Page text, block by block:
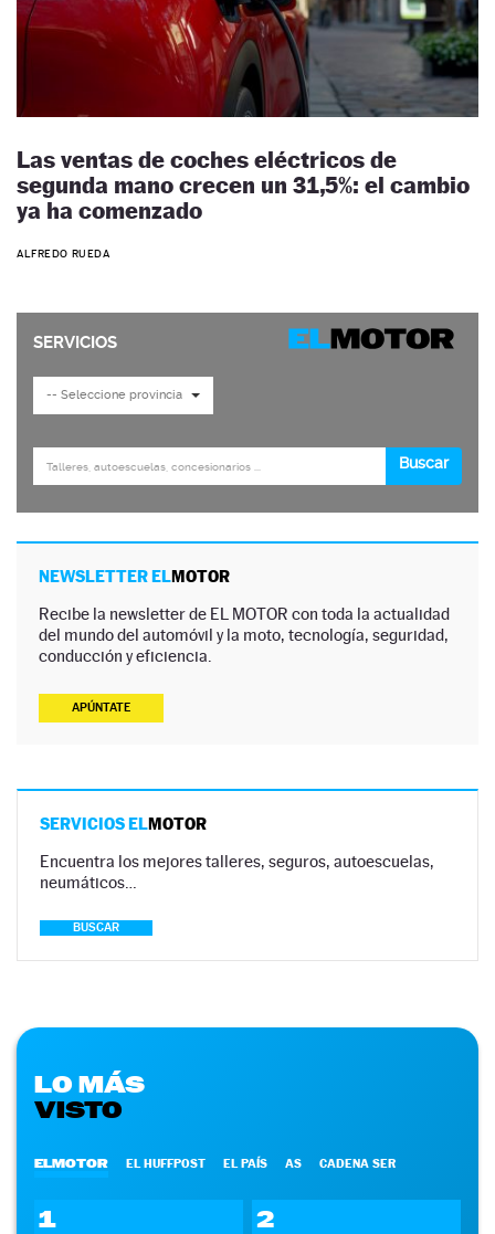
Las ventas de coches eléctricos de
segunda mano crecen un 31,5%: el cambio
ya ha comenzado
ALFREDO RUEDA
NEWSLETTER ELMOTOR
Recibe la newsletter de EL MOTOR con toda la actualidad
del mundo del automóvil y la moto, tecnología, seguridad,
conducción y eficiencia.
APÚNTATE
SERVICIOS ELMOTOR
Encuentra los mejores talleres, seguros, autoescuelas,
neumáticos…
BUSCAR
LO MÁS
VISTO
ELMOTOR EL HUFFPOST EL PAÍS AS CADENA SER
1 2